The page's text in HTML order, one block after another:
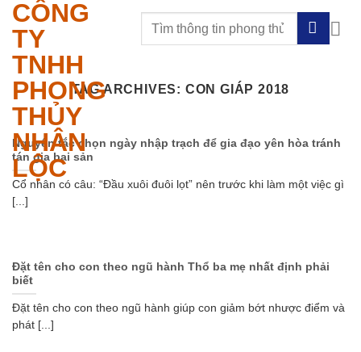
Skip
content
CÔNG
TY
TNHH
PHONG
THỦY
NHÂN
LỘC
TAG ARCHIVES: CON GIÁP 2018
Nguyên tắc chọn ngày nhập trạch để gia đạo yên hòa tránh
tán gia bại sản
Cổ nhân có câu: “Đầu xuôi đuôi lọt” nên trước khi làm một việc gì
[...]
Đặt tên cho con theo ngũ hành Thổ ba mẹ nhất định phải
biết
Đặt tên cho con theo ngũ hành giúp con giảm bớt nhược điểm và
phát [...]